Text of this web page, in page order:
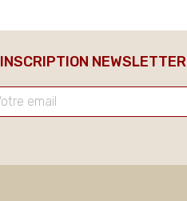
INSCRIPTION NEWSLETTER